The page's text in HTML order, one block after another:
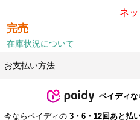
ネ
完売
在庫状況について
お支払い方法
ペイディな
今ならペイディの 3・6・12回あと払